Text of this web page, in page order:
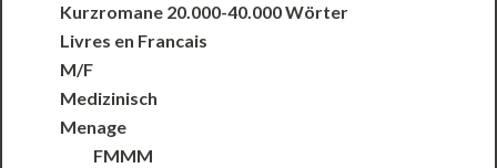
Kurzromane 20.000-40.000 Wörter
Livres en Francais
M/F
Medizinisch
Menage
FMMM